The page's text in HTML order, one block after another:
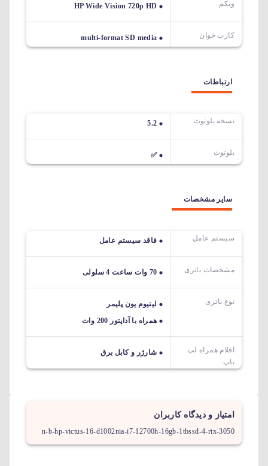
وبکم HP Wide Vision 720p HD
کارت خوان multi-format SD media
ارتباطات
نسخه بلوتوث 5.2
بلوتوث ✅
سایر مشخصات
سیستم عامل فاقد سیستم عامل
مشخصات باتری 70 وات ساعت 4 سلولی
نوع باتری
لیتیوم یون پلیمر
همراه با آداپتور 200 وات
اقلام همراه لپ
تاپ
شارژر و کابل برق
امتیاز و دیدگاه کاربران
n-b-hp-victus-16-d1002nia-i7-12700h-16gb-1tbssd-4-rtx-3050